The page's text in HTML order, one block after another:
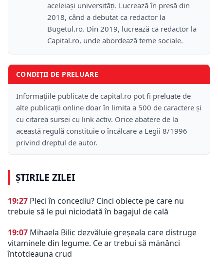
aceleiași universități. Lucrează în presă din
2018, când a debutat ca redactor la
Bugetul.ro. Din 2019, lucrează ca redactor la
Capital.ro, unde abordează teme sociale.
CONDIȚII DE PRELUARE
Informațiile publicate de capital.ro pot fi preluate de
alte publicații online doar în limita a 500 de caractere și
cu citarea sursei cu link activ. Orice abatere de la
această regulă constituie o încălcare a Legii 8/1996
privind dreptul de autor.
ȘTIRILE ZILEI
19:27 Pleci în concediu? Cinci obiecte pe care nu
trebuie să le pui niciodată în bagajul de cală
19:07 Mihaela Bilic dezvăluie greșeala care distruge
vitaminele din legume. Ce ar trebui să mănânci
întotdeauna crud